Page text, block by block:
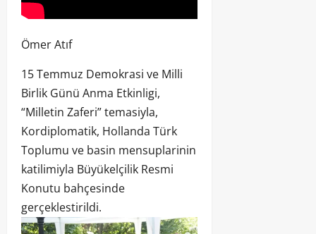
Ömer Atıf
15 Temmuz Demokrasi ve Milli
Birlik Günü Anma Etkinligi,
“Milletin Zaferi” temasiyla,
Kordiplomatik, Hollanda Türk
Toplumu ve basin mensuplarinin
katilimiyla Büyükelçilik Resmi
Konutu bahçesinde
gerçeklestirildi.